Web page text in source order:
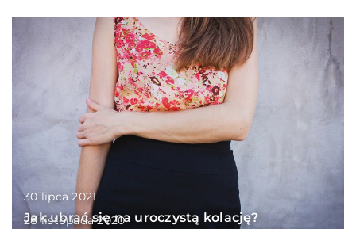
30 lipca 2021
Jak ubrać się na uroczystą kolację?
28 listopada 2020